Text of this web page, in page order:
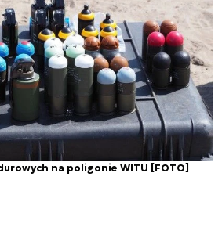
na poligonie WITU [FOTO]